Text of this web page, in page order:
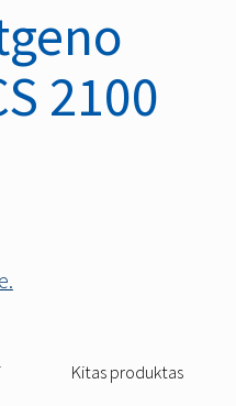
2100
Kitas produktas